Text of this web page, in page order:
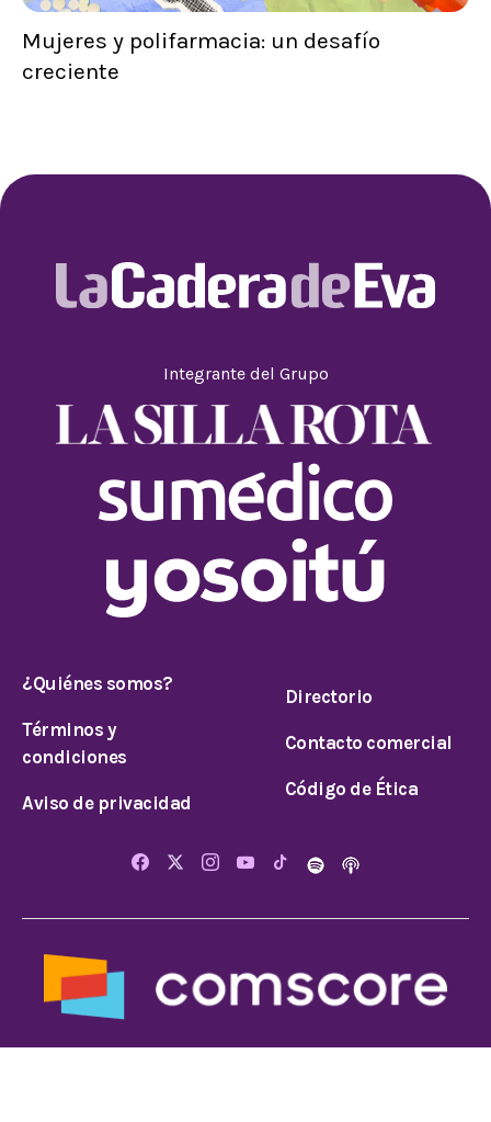
Mujeres y polifarmacia: un desafío
creciente
Integrante del Grupo
¿Quiénes somos?
Términos y
condiciones
Aviso de privacidad
Directorio
Contacto comercial
Código de Ética